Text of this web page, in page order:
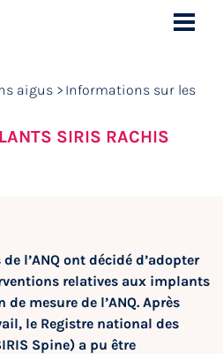
aigus
Informations sur les
SIRIS RACHIS
l’ANQ ont décidé d’adopter
relatives aux implants
mesure de l’ANQ. Après
le Registre national des
Spine) a pu être